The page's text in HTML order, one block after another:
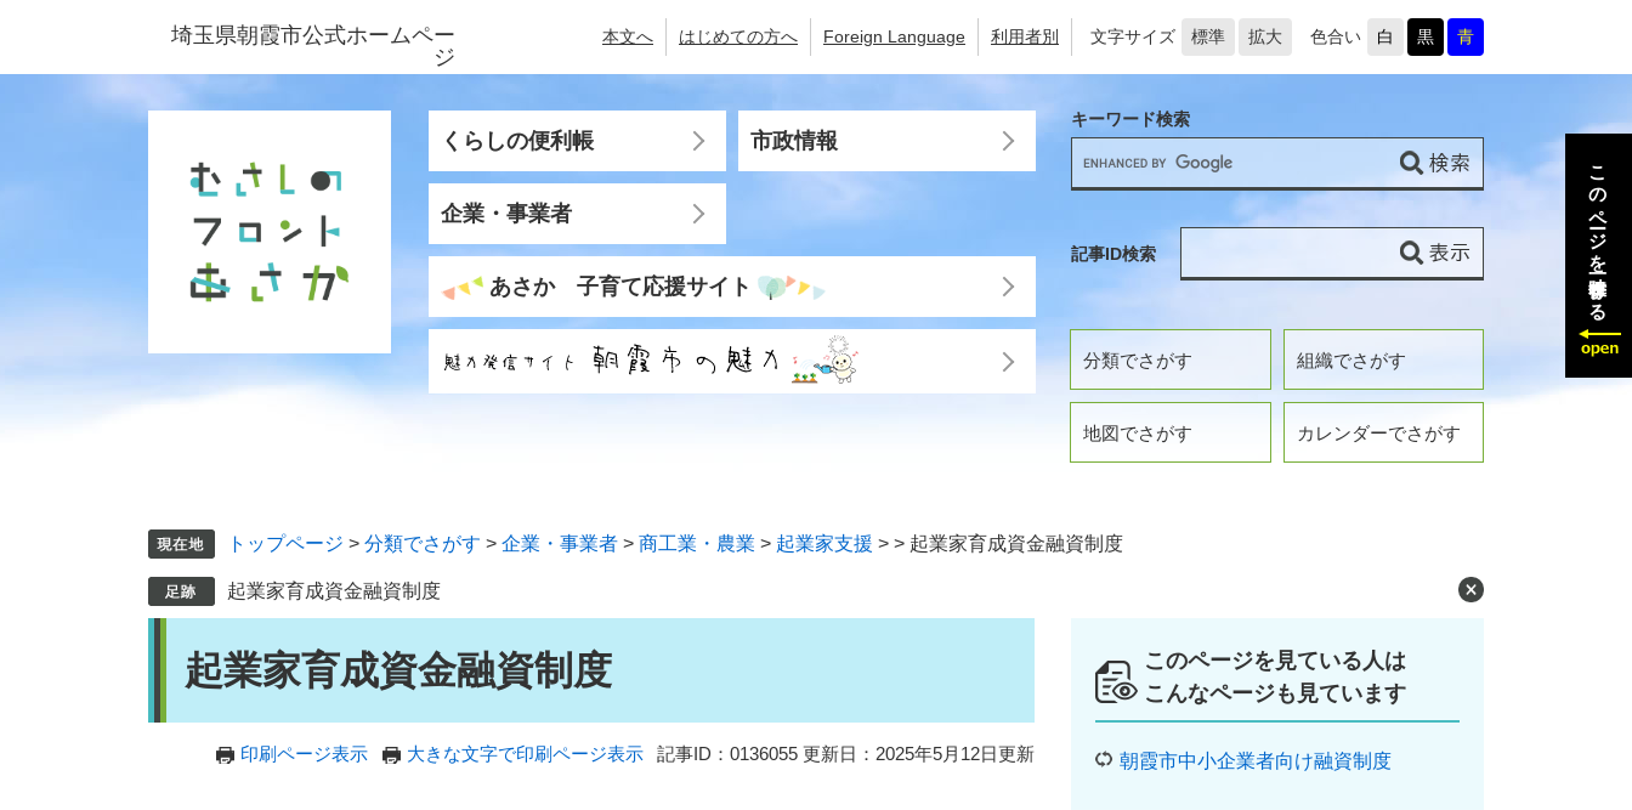
ジ
ュ
埼玉県朝霞市公式ホームペー
ジ
本文へ はじめての方へ Foreign Language 利用者別 文字サイズ 標準 拡大 色合い 白 黒 青
くらしの便利帳 市政情報
企業・事業者
あさか 子育て応援サイト
分類でさがす 組織でさがす
地図でさがす カレンダーでさがす
キーワード検索
記事ID検索
トップページ > 分類でさがす > 企業・事業者 > 商工業・農業 > 起業家支援 > > 起業家育成資金融資制度
起業家育成資金融資制度
起業家育成資金融資制度
印刷ページ表示 大きな文字で印刷ページ表示 記事ID：0136055 更新日：2025年5月12日更新
このページを見ている人は
こんなページも見ています
朝霞市中小企業者向け融資制度
このページを一時保存する